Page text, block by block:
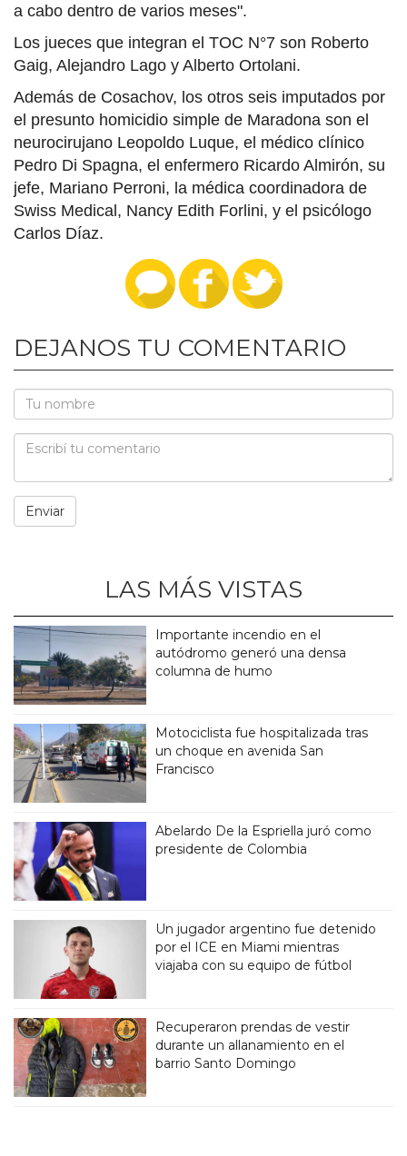
a cabo dentro de varios meses".
Los jueces que integran el TOC N°7 son Roberto
Gaig, Alejandro Lago y Alberto Ortolani.
Además de Cosachov, los otros seis imputados por
el presunto homicidio simple de Maradona son el
neurocirujano Leopoldo Luque, el médico clínico
Pedro Di Spagna, el enfermero Ricardo Almirón, su
jefe, Mariano Perroni, la médica coordinadora de
Swiss Medical, Nancy Edith Forlini, y el psicólogo
Carlos Díaz.
DEJANOS TU COMENTARIO
LAS MÁS VISTAS
Importante incendio en el
autódromo generó una densa
columna de humo
Motociclista fue hospitalizada tras
un choque en avenida San
Francisco
Abelardo De la Espriella juró como
presidente de Colombia
Un jugador argentino fue detenido
por el ICE en Miami mientras
viajaba con su equipo de fútbol
Recuperaron prendas de vestir
durante un allanamiento en el
barrio Santo Domingo